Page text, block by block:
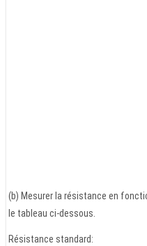
(b) Mesurer la résistance en
le tableau ci-dessous.
Résistance standard: